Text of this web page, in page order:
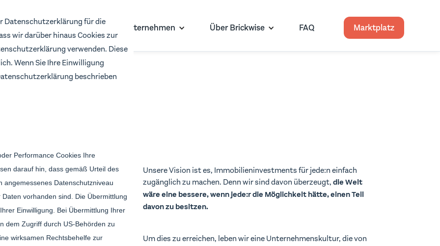
Datenschutzerklärung für die
wir darüber hinaus Cookies zur
verwenden. Diese
Wenn Sie Ihre Einwilligung
beschrieben
Performance Cookies Ihre
darauf hin, dass gemäß Urteil des
angemessenes Datenschutzniveau
vorhanden sind. Die Übermittlung
Einwilligung. Bei Übermittlung Ihrer
dem Zugriff durch US-Behörden zu
wirksamen Rechtsbehelfe zur
Für Investor:innen Für Unternehmen Über Brickwise FAQ Marktplatz
Zukunft
Unsere Vision ist es, Immobilieninvestments für jede:n einfach
zugänglich zu machen. Denn wir sind davon überzeugt,die Welt
wäre eine bessere, wenn jede:r die Möglichkeit hätte, einen Teil
davon zu besitzen.
Um dies zu erreichen, leben wir eine Unternehmenskultur, die von